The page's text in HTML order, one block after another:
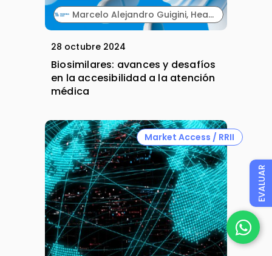
Marcelo Alejandro Guigini, Head of Medical Affairs, Biosimilars Iberia. Majdouline Chakur, Head of commercial Spain, Portugal y Latam. Fresenius Kabi.
28 octubre 2024
Biosimilares: avances y desafíos
en la accesibilidad a la atención
médica
Market Access / RRII
EVALUAR